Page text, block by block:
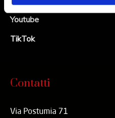
Youtube
TikTok
Contatti
Via Postumia 71